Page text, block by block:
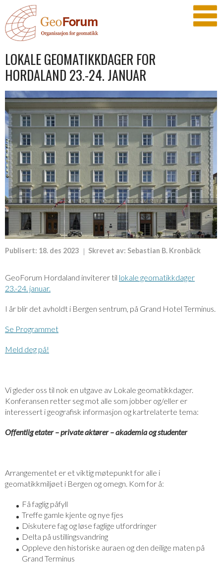
LOKALE GEOMATIKKDAGER FOR
HORDALAND 23.-24. JANUAR
Publisert: 18. des 2023 Skrevet av: Sebastian B. Kronbäck
GeoForum Hordaland inviterer til lokale geomatikkdager
23.-24. januar.
I år blir det avholdt i Bergen sentrum, på Grand Hotel Terminus.
Se Programmet
Meld deg på!
Vi gleder oss til nok en utgave av Lokale geomatikkdager.
Konferansen retter seg mot alle som jobber og/eller er
interessert i geografisk informasjon og kartrelaterte tema:
Offentlig etater – private aktører – akademia og studenter
Arrangementet er et viktig møtepunkt for alle i
geomatikkmiljøet i Bergen og omegn. Kom for å:
Få faglig påfyll
Treffe gamle kjente og nye fjes
Diskutere fag og løse faglige utfordringer
Delta på ustillingsvandring
Oppleve den historiske auraen og den deilige maten på
Grand Terminus